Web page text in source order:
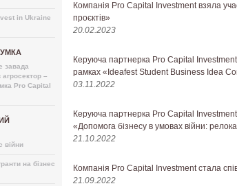
in Ukraine
завада
агросектор –
Pro Capital
війни
на бізнес
Компанія Pro Capital Investment взяла
проєктів»
20.02.2023
Керуюча партнерка Pro Capital
рамках «Ideafest Student Business Idea
03.11.2022
Керуюча партнерка Pro Capital
«Допомога бізнесу в умовах війни:
21.10.2022
Компанія Pro Capital Investment стала
21.09.2022